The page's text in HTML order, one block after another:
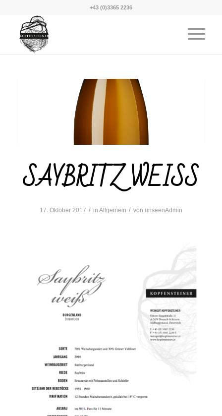
+43 (0)3365 2236
SAYBRITZ WEISS
17. Oktober 2017 / in Allgemein / von unseenAdmin